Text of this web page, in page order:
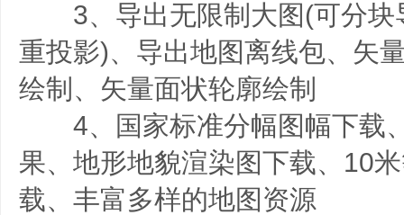
3、导出无限制大图(可分块
重投影)、导出地图离线包、矢
绘制、矢量面状轮廓绘制
4、国家标准分幅图幅下载
果、地形地貌渲染图下载、10
载、丰富多样的地图资源